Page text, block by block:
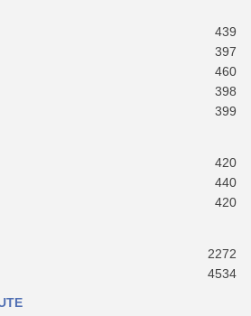
439
397
460
398
399
420
440
420
2272
4534